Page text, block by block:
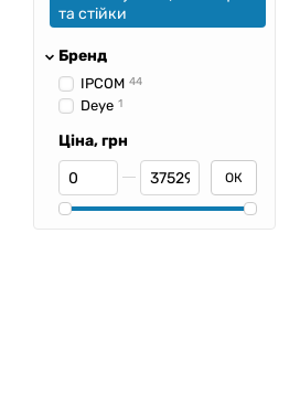
та стійки
Бренд
ІРСОМ 44
Deye 1
Ціна, грн
Від Ціна, грн
До Ціна, грн ОК